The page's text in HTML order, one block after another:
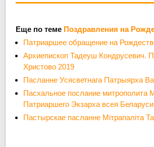
Еще по теме Поздравления на
Патриаршее обращение на
Архиепископ Тадеуш Кондрусевич.
Христово 2019
Пасланне Усясветнага Патрыярха
Пасхальное послание митрополита
Патриаршего Экзарха всея Беларуси
Пастырскае пасланне Мітрапаліта